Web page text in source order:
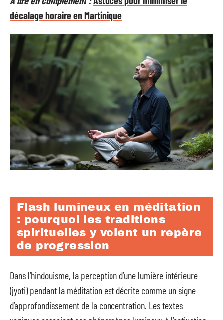
décalage horaire en Martinique
Flash lumineux en méditation
: pourquoi les traditions
spirituelles y voient un repère
de progression
Dans l’hindouisme, la perception d’une lumière intérieure
(jyoti) pendant la méditation est décrite comme un signe
d’approfondissement de la concentration. Les textes